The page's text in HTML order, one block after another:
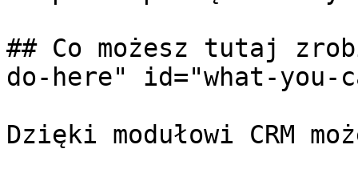
## Co możesz tutaj
do-here" id="what-you-
Dzięki modułowi CRM